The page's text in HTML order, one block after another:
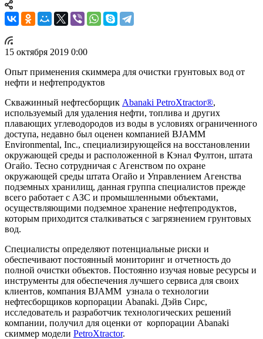
15 октября 2019 0:00
Опыт применения скиммера для очистки грунтовых вод от
нефти и нефтепродуктов
Скважинный нефтесборщик Abanaki PetroXtractor®,
используемый для удаления нефти, топлива и других
плавающих углеводородов из воды в условиях ограниченного
доступа, недавно был оценен компанией BJAMM
Environmental, Inc., специализирующейся на восстановлении
окружающей среды и расположенной в Кэнал Фултон, штата
Огайо. Тесно сотрудничая с Агенством по охране
окружающей среды штата Огайо и Управлением Агенства
подземных хранилищ, данная группа специалистов прежде
всего работает с АЗС и промышленными объектами,
осуществляющими подземное хранение нефтепродуктов,
которым приходится сталкиваться с загрязнением грунтовых
вод.
Специалисты определяют потенциальные риски и
обеспечивают постоянный мониторинг и отчетность до
полной очистки объектов. Постоянно изучая новые ресурсы и
инструменты для обеспечения лучшего сервиса для своих
клиентов, компания BJAMM узнала о технологии
нефтесборщиков корпорации Abanaki. Дэйв Сирс,
исследователь и разработчик технологических решений
компании, получил для оценки от корпорации Abanaki
скиммер модели PetroXtractor.